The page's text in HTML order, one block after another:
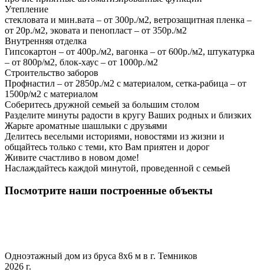
Утепление
стекловата и мин.вата – от 300р./м2, ветрозащитная пленка –
от 20р./м2, эковата и пенопласт – от 350р./м2
Внутренняя отделка
Гипсокартон – от 400р./м2, вагонка – от 600р./м2, штукатурка
– от 800р/м2, блок-хаус – от 1000р./м2
Строительство заборов
Профнастил – от 2850р./м2 с материалом, сетка-рабица – от
1500р/м2 с материалом
Соберитесь дружной семьей за большим столом
Разделите минуты радости в кругу Ваших родных и близких
Жарьте ароматные шашлыки с друзьями
Делитесь веселыми историями, новостями из жизни и
общайтесь только с теми, кто Вам приятен и дорог
Живите счастливо в новом доме!
Наслаждайтесь каждой минутой, проведенной с семьей
Посмотрите наши построенные объекты
Одноэтажный дом из бруса 8х6 м в г. Темников
2026 г.